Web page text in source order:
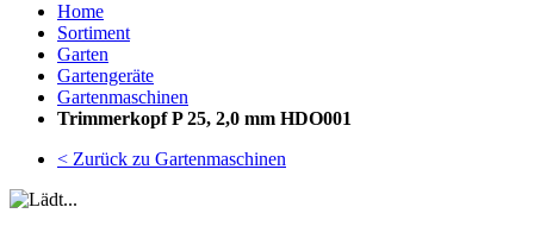
Home
Sortiment
Garten
Gartengeräte
Gartenmaschinen
Trimmerkopf P 25, 2,0 mm HDO001
< Zurück zu Gartenmaschinen